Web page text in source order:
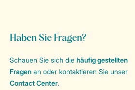
Haben Sie Fragen?
Schauen Sie sich die häufig gestellten
Fragen an oder kontaktieren Sie unser
Contact Center.